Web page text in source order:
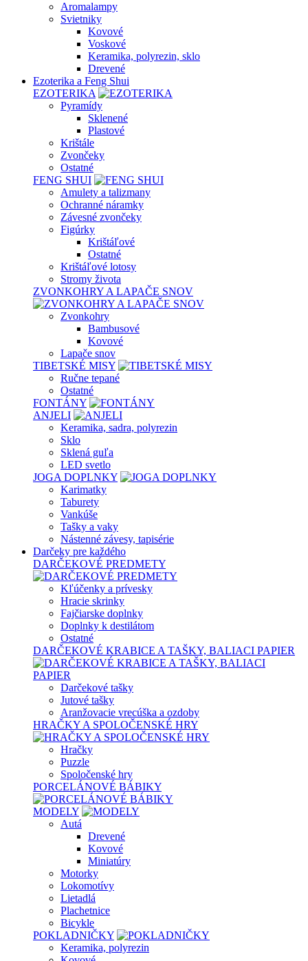
Aromalampy
Svietniky
Kovové
Voskové
Keramika, polyrezin, sklo
Drevené
Ezoterika a Feng Shui
EZOTERIKA
Pyramídy
Sklenené
Plastové
Krištále
Zvončeky
Ostatné
FENG SHUI
Amulety a talizmany
Ochranné náramky
Závesné zvončeky
Figúrky
Krištáľové
Ostatné
Krištáľové lotosy
Stromy života
ZVONKOHRY A LAPAČE SNOV
Zvonkohry
Bambusové
Kovové
Lapače snov
TIBETSKÉ MISY
Ručne tepané
Ostatné
FONTÁNY
ANJELI
Keramika, sadra, polyrezin
Sklo
Sklená guľa
LED svetlo
JOGA DOPLNKY
Karimatky
Taburety
Vankúše
Tašky a vaky
Nástenné závesy, tapisérie
Darčeky pre každého
DARČEKOVÉ PREDMETY
Kľúčenky a prívesky
Hracie skrinky
Fajčiarske doplnky
Doplnky k destilátom
Ostatné
DARČEKOVÉ KRABICE A TAŠKY, BALIACI PAPIER
Darčekové tašky
Jutové tašky
Aranžovacie vrecúška a ozdoby
HRAČKY A SPOLOČENSKÉ HRY
Hračky
Puzzle
Spoločenské hry
PORCELÁNOVÉ BÁBIKY
MODELY
Autá
Drevené
Kovové
Miniatúry
Motorky
Lokomotívy
Lietadlá
Plachetnice
Bicykle
POKLADNIČKY
Keramika, polyrezin